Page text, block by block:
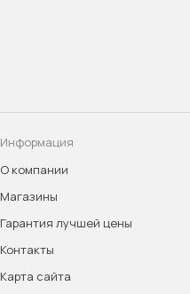
Информация
О компании
Магазины
Гарантия лучшей цены
Контакты
Карта сайта